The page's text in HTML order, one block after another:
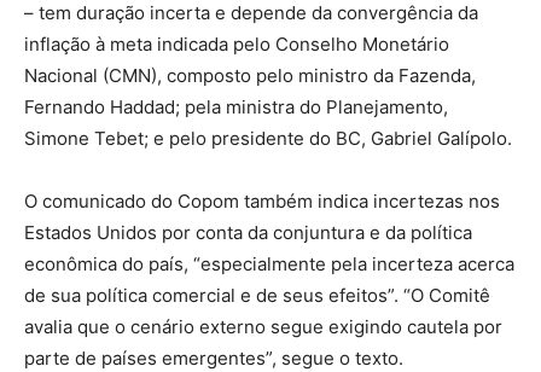
– tem duração incerta e depende da convergência da
inflação à meta indicada pelo Conselho Monetário
Nacional (CMN), composto pelo ministro da Fazenda,
Fernando Haddad; pela ministra do Planejamento,
Simone Tebet; e pelo presidente do BC, Gabriel Galípolo.
O comunicado do Copom também indica incertezas nos
Estados Unidos por conta da conjuntura e da política
econômica do país, “especialmente pela incerteza acerca
de sua política comercial e de seus efeitos”. “O Comitê
avalia que o cenário externo segue exigindo cautela por
parte de países emergentes”, segue o texto.